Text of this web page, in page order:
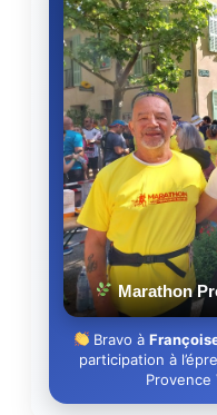
Marathon
Bravo à
participation à
Provence